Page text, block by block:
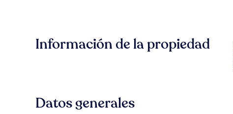
Información de la propiedad
Datos generales